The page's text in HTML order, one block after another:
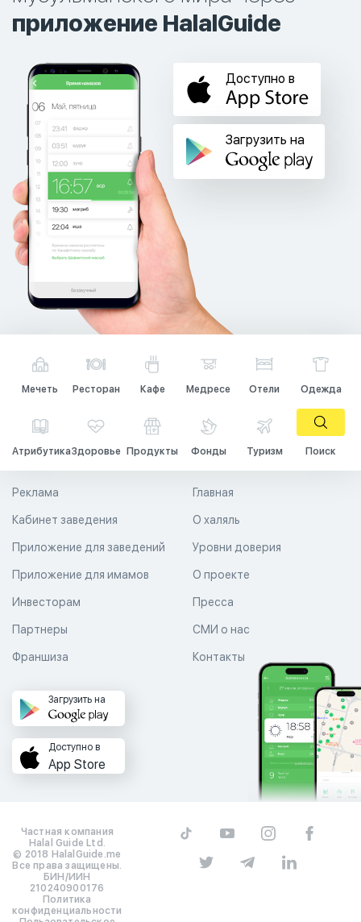
приложение HalalGuide
Доступно в
Загрузить на
Мечеть Ресторан Кафе Медресе Отели Одежда
АтрибутикаЗдоровье Продукты Фонды Туризм Поиск
Главная
О халяль
Уровни доверия
Реклама
Кабинет заведения
Приложение для заведений
Приложение для имамов О проекте
Пресса
СМИ о нас
Контакты
Инвесторам
Партнеры
Франшиза
Загрузить на
Доступно в
App Store
Частная компания
Halal Guide Ltd.
© 2018 HalalGuide.me
Все права защищены.
БИН/ИИН
210240900176
Политика
конфиденциальности